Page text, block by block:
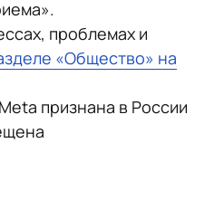
проблемах и
«Общество» на
признана в России